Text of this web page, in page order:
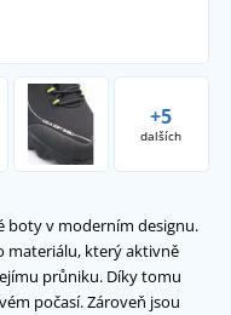
+5
dalších
boty v moderním designu.
materiálu, který aktivně
průniku. Díky tomu
počasí. Zároveň jsou